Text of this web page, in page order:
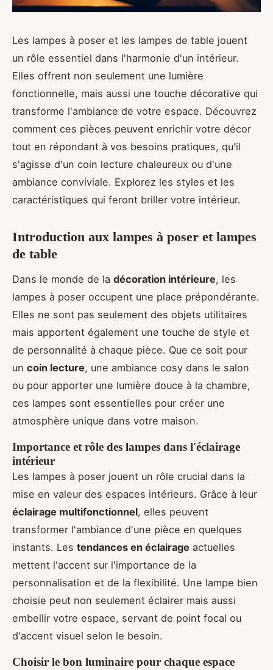
Les lampes à poser et les lampes de table jouent
un rôle essentiel dans l'harmonie d'un intérieur.
Elles offrent non seulement une lumière
fonctionnelle, mais aussi une touche décorative qui
transforme l'ambiance de votre espace. Découvrez
comment ces pièces peuvent enrichir votre décor
tout en répondant à vos besoins pratiques, qu'il
s'agisse d'un coin lecture chaleureux ou d'une
ambiance conviviale. Explorez les styles et les
caractéristiques qui feront briller votre intérieur.
Introduction aux lampes à poser et lampes
de table
Dans le monde de la décoration intérieure, les
lampes à poser occupent une place prépondérante.
Elles ne sont pas seulement des objets utilitaires
mais apportent également une touche de style et
de personnalité à chaque pièce. Que ce soit pour
un coin lecture, une ambiance cosy dans le salon
ou pour apporter une lumière douce à la chambre,
ces lampes sont essentielles pour créer une
atmosphère unique dans votre maison.
Importance et rôle des lampes dans l'éclairage
intérieur
Les lampes à poser jouent un rôle crucial dans la
mise en valeur des espaces intérieurs. Grâce à leur
éclairage multifonctionnel, elles peuvent
transformer l'ambiance d'une pièce en quelques
instants. Les tendances en éclairage actuelles
mettent l'accent sur l'importance de la
personnalisation et de la flexibilité. Une lampe bien
choisie peut non seulement éclairer mais aussi
embellir votre espace, servant de point focal ou
d'accent visuel selon le besoin.
Choisir le bon luminaire pour chaque espace